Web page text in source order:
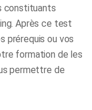
constituants
Après ce test
prérequis ou vos
formation de les
permettre de